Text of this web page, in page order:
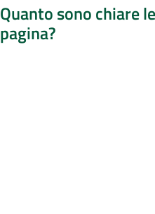
Quanto sono chiare
pagina?